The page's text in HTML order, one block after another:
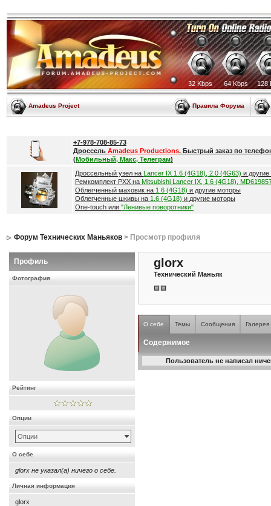
32 Kbps 64 Kbps 128
Amadeus Project Правила Форума
+7-978-708-85-73
Дроссель Amadeus Productions. Быстрый заказ по
(Мобильный, Макс, Телеграм)
Дроссельный узел на Lancer IX 1.6 (4G18), 2.0 (4G63) и
Ремкомплект РХХ на Mitsubishi Lancer IX, 1.6 (4G18),
Облегченный маховик на 1.6 (4G18) и другие моторы
Облегченные шкивы на 1.6 (4G18) и другие моторы
One-touch или "Ленивые поворотники"
Форум Технических Маньяков> Просмотр профиля
Профиль
Фотография
Рейтинг
Опции
Опции
О себе
glorx не указал(а) ничего о себе.
Личная информация
glorx
glorx
Технический Маньяк
О себе Темы Сообщения Галерея
Содержимое
Пользователь не написал